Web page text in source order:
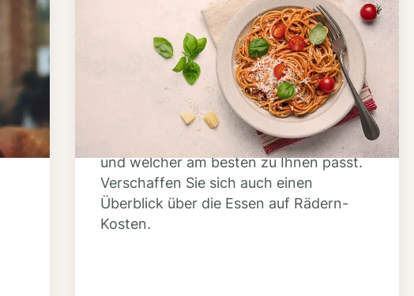
Schritt 2
Anbieter finden
Nutzen Sie unsere große Mahlzeiten-
Dienst-Suche, um herauszufinden,
welche Anbieter es in Ihrer Region gibt
und welcher am besten zu Ihnen passt.
Verschaffen Sie sich auch einen
Überblick über die Essen auf Rädern-
Kosten.